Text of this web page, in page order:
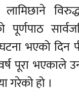
पूर्णपाठ
भएको दिन
पूरा भएकाले
गरेको हो ।